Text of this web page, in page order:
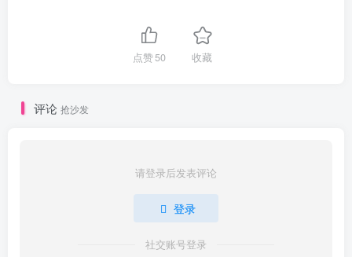
点赞50 收藏
评论 抢沙发
请登录后发表评论
登录
社交账号登录